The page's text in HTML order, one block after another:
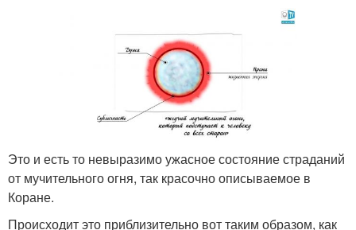
Это и есть то невыразимо ужасное состояние страданий
от мучительного огня, так красочно описываемое в
Коране.
Происходит это приблизительно вот таким образом, как